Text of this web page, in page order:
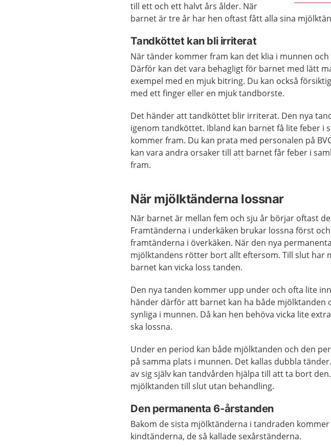
till ett och ett halvt års ålder. När
barnet är tre år har hen oftast fått alla sina
Tandköttet kan bli irriterat
När tänder kommer fram kan det klia i munnen
Därför kan det vara behagligt för barnet med lätt
exempel med en mjuk bitring. Du kan också
med ett finger eller en mjuk tandborste.
Det händer att tandköttet blir irriterat. Den nya
igenom tandköttet. Ibland kan barnet få lite feber i
kommer fram. Du kan prata med personalen på
kan vara andra orsaker till att barnet får feber i
fram.
När mjölktänderna lossnar
När barnet är mellan fem och sju år börjar oftast
Framtänderna i underkäken brukar lossna först
framtänderna i överkäken. När den nya
mjölktandens rötter bort allt eftersom. Till slut har
barnet kan vicka loss tanden.
Den nya tanden kommer upp under och ofta lite
händer därför att barnet kan ha både mjölktanden
synliga i munnen. Då kan hen behöva vicka lite
ska lossna.
Under en period kan både mjölktanden och den
på samma plats i munnen. Det kallas dubbla
av sig själv kan tandvården hjälpa till att ta bort
mjölktanden till slut utan behandling.
Den permanenta 6-årstanden
Bakom de sista mjölktänderna i tandraden
kindtänderna, de så kallade sexårständerna.